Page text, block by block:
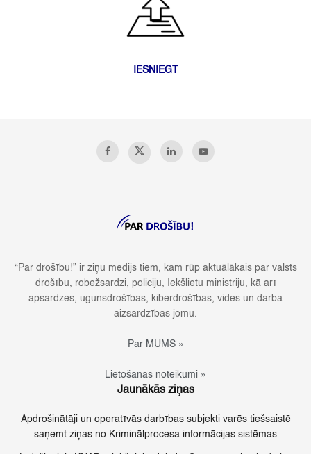
IESNIEGT
“Par drošību!” ir ziņu medijs tiem, kam rūp aktuālākais par valsts
drošību, robežsardzi, policiju, Iekšlietu ministriju, kā arī
apsardzes, ugunsdrošības, kiberdrošības, vides un darba
aizsardzības jomu.
Par MUMS »
Lietošanas noteikumi »
Jaunākās ziņas
Apdrošinātāji un operatīvās darbības subjekti varēs tiešsaistē
saņemt ziņas no Kriminālprocesa informācijas sistēmas